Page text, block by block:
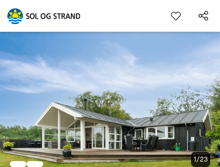
1/23